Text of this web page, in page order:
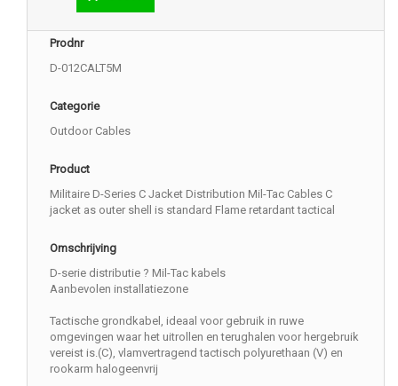
Prodnr
D-012CALT5M
Categorie
Outdoor Cables
Product
Militaire D-Series C Jacket Distribution Mil-Tac Cables C
jacket as outer shell is standard Flame retardant tactical
Omschrijving
D-serie distributie ? Mil-Tac kabels
Aanbevolen installatiezone
Tactische grondkabel, ideaal voor gebruik in ruwe
omgevingen waar het uitrollen en terughalen voor hergebruik
vereist is.(C), vlamvertragend tactisch polyurethaan (V) en
rookarm halogeenvrij